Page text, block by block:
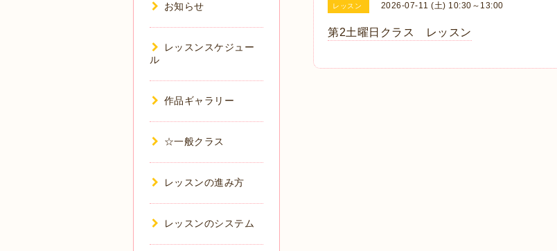
レッスン 2026-07-11 (土) 10:30～13:00
第2土曜日クラス レッスン
お知らせ
レッスンスケジュー
ル
作品ギャラリー
☆一般クラス
レッスンの進み方
レッスンのシステム